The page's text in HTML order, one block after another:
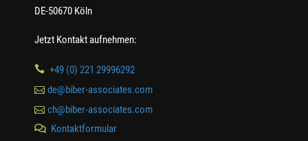
DE-50670 Köln
Jetzt Kontakt aufnehmen:
 +49 (0) 221 29996292
 de@biber-associates.com
 ch@biber-associates.com
 Kontaktformular